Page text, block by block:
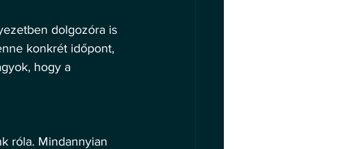
dolgozóra is
konkrét időpont,
hogy a
róla. Mindannyian